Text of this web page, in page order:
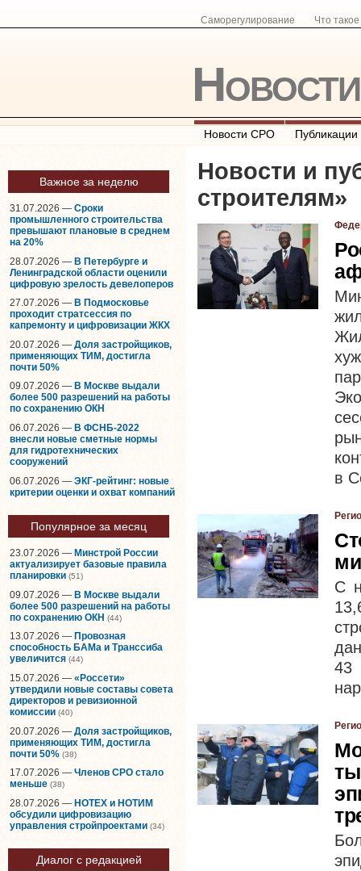
Саморегулирование Что
Новости СРО Публикации
Важное за неделю
31.07.2026 — Сроки
промышленного строительства
превышают плановые в среднем
на 20%
28.07.2026 — В Петербурге и
Ленинградской области оценили
цифровую зрелость девелоперов
27.07.2026 — В Подмосковье
проходит стратсессия по
капремонту и цифровизации ЖКХ
20.07.2026 — Доля застройщиков,
применяющих ТИМ, достигла
почти 50%
09.07.2026 — В Москве выдали
более 500 разрешений на работы
по сохранению ОКН
06.07.2026 — В ФСНБ-2022
внесли новые сметные нормы
для гидротехнических
сооружений
06.07.2026 — ЭКГ-рейтинг: новые
критерии оценки и охват компаний
Популярное за месяц
23.07.2026 — Минстрой России
актуализирует базовые правила
планировки (51)
09.07.2026 — В Москве выдали
более 500 разрешений на работы
по сохранению ОКН (44)
13.07.2026 — Провозная
способность БАМа и Транссиба
увеличится (44)
15.07.2026 — «Россети»
утвердили новые составы совета
директоров и ревизионной
комиссии (40)
20.07.2026 — Доля застройщиков,
применяющих ТИМ, достигла
почти 50% (38)
17.07.2026 — Членов СРО стало
меньше (38)
28.07.2026 — НОТЕХ и НОТИМ
обсудили цифровизацию
управления стройпроектами (34)
Диалог с редакцией
Новости и
строителям»
в
С
43